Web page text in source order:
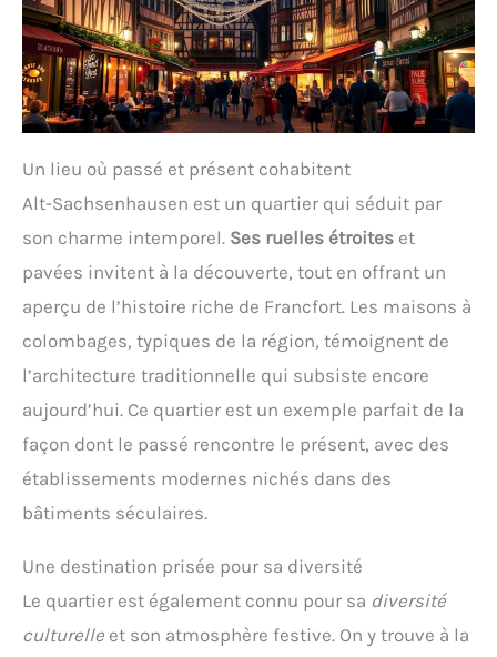
Un lieu où passé et présent cohabitent
Alt-Sachsenhausen est un quartier qui séduit par
son charme intemporel. Ses ruelles étroites et
pavées invitent à la découverte, tout en offrant un
aperçu de l’histoire riche de Francfort. Les maisons à
colombages, typiques de la région, témoignent de
l’architecture traditionnelle qui subsiste encore
aujourd’hui. Ce quartier est un exemple parfait de la
façon dont le passé rencontre le présent, avec des
établissements modernes nichés dans des
bâtiments séculaires.
Une destination prisée pour sa diversité
Le quartier est également connu pour sa diversité
culturelle et son atmosphère festive. On y trouve à la